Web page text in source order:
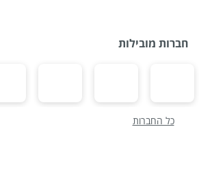
חברות מובילות
כל החברות